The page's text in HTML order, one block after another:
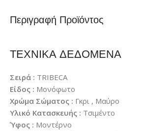
Περιγραφή Προϊόντος
ΤΕΧΝΙΚΑ ΔΕΔΟΜΕΝΑ
Σειρά : TRIBECA
Είδος : Μονόφωτο
Χρώμα Σώματος : Γκρι , Μαύρο
Υλικό Κατασκευής : Τσιμέντο
Ύφος : Μοντέρνο